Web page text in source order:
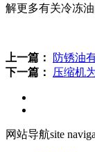
解更多有关冷冻
上一篇：
防锈油
下一篇：
压缩机
网站导航site